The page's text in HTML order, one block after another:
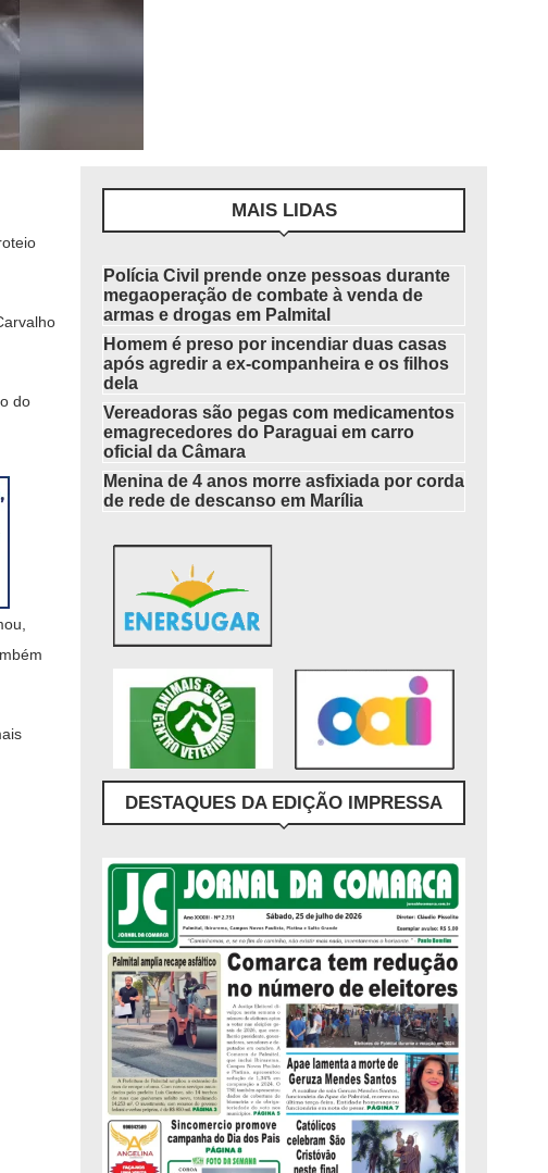
do
MAIS LIDAS
Polícia Civil prende onze pessoas durante
megaoperação de combate à venda de
armas e drogas em Palmital
Homem é preso por incendiar duas casas
após agredir a ex-companheira e os filhos
dela
Vereadoras são pegas com medicamentos
emagrecedores do Paraguai em carro
oficial da Câmara
Menina de 4 anos morre asfixiada por corda
de rede de descanso em Marília
DESTAQUES DA EDIÇÃO IMPRESSA